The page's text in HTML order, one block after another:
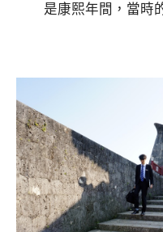
是康熙年間，當時